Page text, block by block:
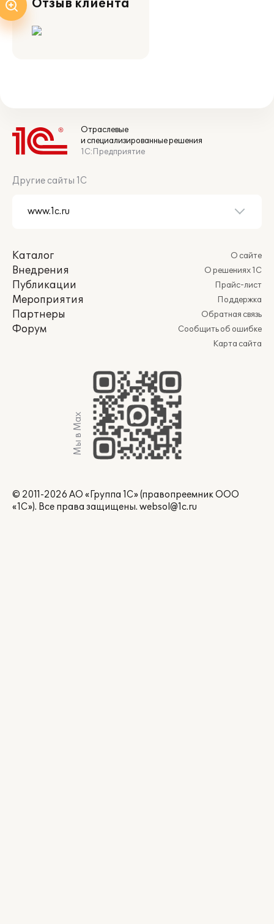
Отзыв клиента
Отраслевые
и специализированные решения
1С:Предприятие
Другие сайты 1С
Каталог
Внедрения
Публикации
Мероприятия
Партнеры
Форум
О сайте
О решениях 1С
Прайс-лист
Поддержка
Обратная связь
Сообщить об ошибке
Карта сайта
Мы в Max
© 2011-2026 АО «Группа 1С» (правопреемник ООО
«1С»). Все права защищены. websol@1c.ru